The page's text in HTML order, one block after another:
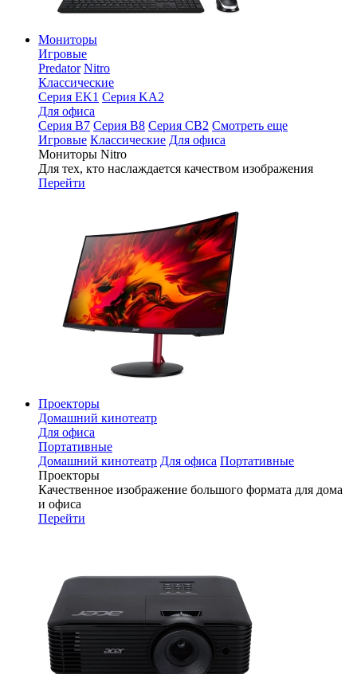
Мониторы
Игровые
Predator Nitro
Классические
Серия EK1 Серия KA2
Для офиса
Серия B7 Серия B8 Серия CB2 Смотреть еще
Игровые Классические Для офиса
Мониторы Nitro
Для тех, кто наслаждается качеством изображения
Перейти
Проекторы
Домашний кинотеатр
Для офиса
Портативные
Домашний кинотеатр Для офиса Портативные
Проекторы
Качественное изображение большого формата для дома
и офиса
Перейти